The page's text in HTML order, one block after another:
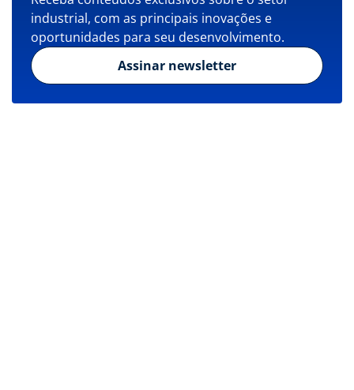
industrial, com as principais inovações e
oportunidades para seu desenvolvimento.
Assinar newsletter